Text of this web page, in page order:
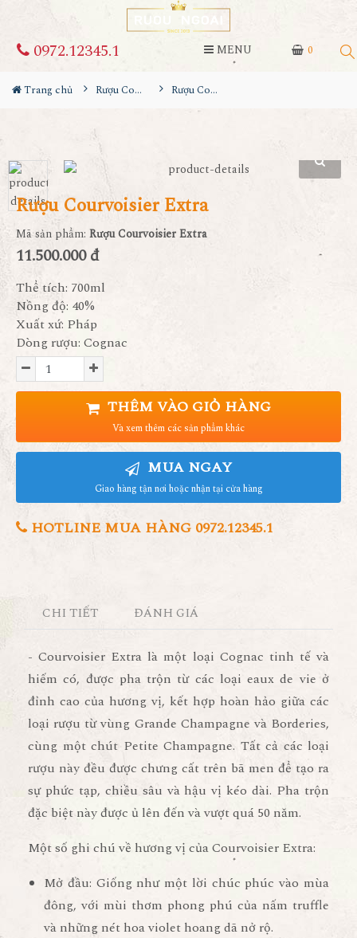
0
0972.12345.1 MENU
Trang chủ Rượu Cognac Rượu Courvoisier Extra
Rượu Courvoisier Extra
Mã sản phẩm: Rượu Courvoisier Extra
11.500.000 đ
Thể tích: 700ml
Nồng độ: 40%
Xuất xứ: Pháp
Dòng rượu: Cognac
THÊM VÀO GIỎ HÀNG
Và xem thêm các sản phẩm khác
MUA NGAY
Giao hàng tận nơi hoặc nhận tại cửa hàng
HOTLINE MUA HÀNG 0972.12345.1
CHI TIẾT ĐÁNH GIÁ
- Courvoisier Extra là một loại Cognac tinh tế và
hiếm có, được pha trộn từ các loại eaux de vie ở
đỉnh cao của hương vị, kết hợp hoàn hảo giữa các
loại rượu từ vùng Grande Champagne và Borderies,
cùng một chút Petite Champagne. Tất cả các loại
rượu này đều được chưng cất trên bã men để tạo ra
sự phức tạp, chiều sâu và hậu vị kéo dài. Pha trộn
đặc biệt này được ủ lên đến và vượt quá 50 năm.
Một số ghi chú về hương vị của Courvoisier Extra:
Mở đầu: Giống như một lời chúc phúc vào mùa
đông, với mùi thơm phong phú của nấm truffle
và những nét hoa violet hoang dã nở rộ.